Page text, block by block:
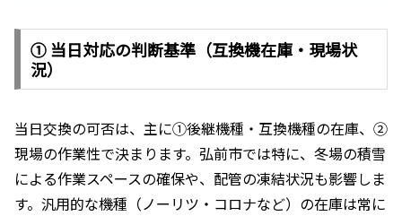
① 当日対応の判断基準（互換機在庫・現場状
況）
当日交換の可否は、主に①後継機種・互換機種の在庫、②
現場の作業性で決まります。弘前市では特に、冬場の積雪
による作業スペースの確保や、配管の凍結状況も影響しま
す。汎用的な機種（ノーリツ・コロナなど）の在庫は常に